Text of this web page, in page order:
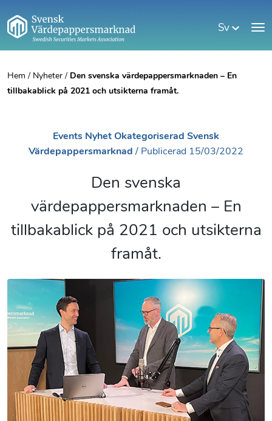
Sv
Hem / Nyheter / Den svenska värdepappersmarknaden – En
tillbakablick på 2021 och utsikterna framåt.
Events Nyhet Okategoriserad Svensk
Värdepappersmarknad / Publicerad 15/03/2022
Den svenska
värdepappersmarknaden – En
tillbakablick på 2021 och utsikterna
framåt.